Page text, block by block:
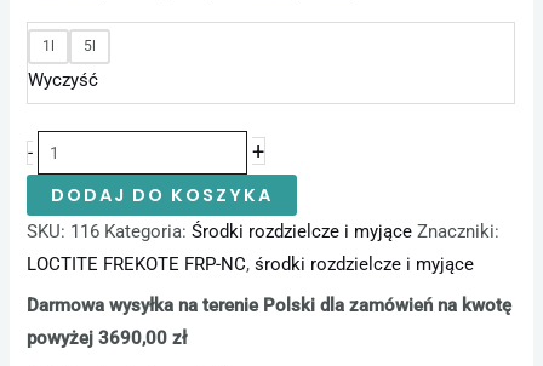
1l 5l
Wyczyść
- +
DODAJ DO KOSZYKA
SKU: 116 Kategoria:Środki rozdzielcze i myjące Znaczniki:
LOCTITE FREKOTE FRP-NC,środki rozdzielcze i myjące
Darmowa wysyłka na terenie Polski dla zamówień na kwotę
powyżej 3690,00 zł